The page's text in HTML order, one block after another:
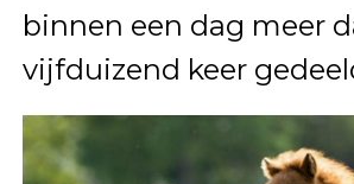
binnen een dag meer
vijfduizend keer